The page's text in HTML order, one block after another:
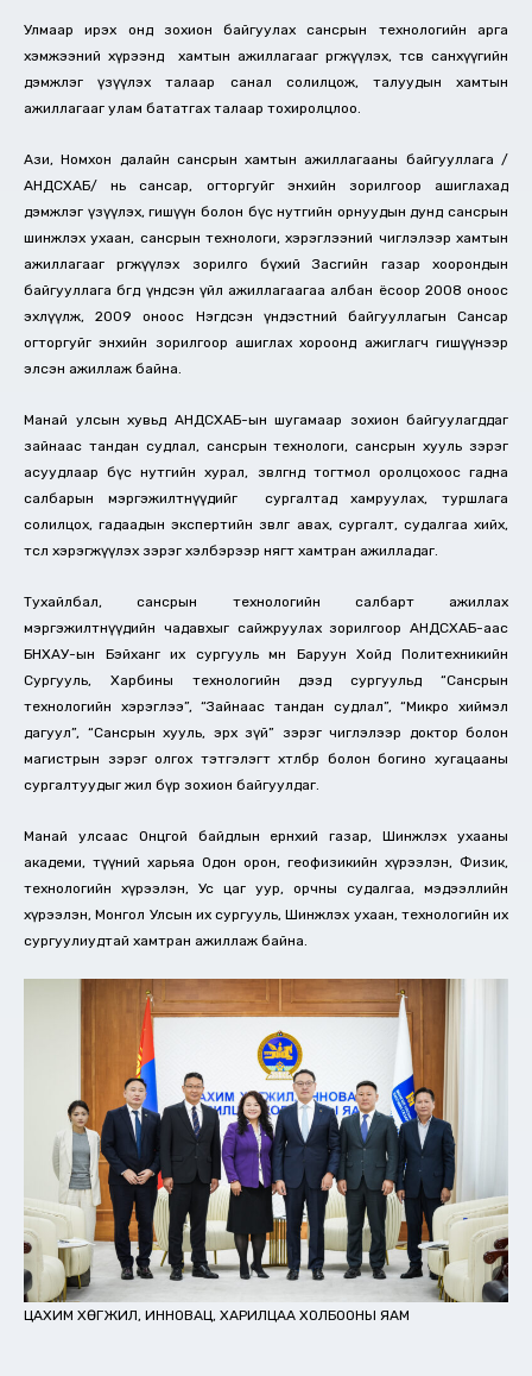
Улмаар ирэх онд зохион байгуулах сансрын технологийн арга
хэмжээний хүрээнд хамтын ажиллагааг өргөжүүлэх, төсөв санхүүгийн
дэмжлэг үзүүлэх талаар санал солилцож, талуудын хамтын
ажиллагааг улам бататгах талаар тохиролцлоо.
Ази, Номхон далайн сансрын хамтын ажиллагааны байгууллага /
АНДСХАБ/ нь сансар, огторгуйг энхийн зорилгоор ашиглахад
дэмжлэг үзүүлэх, гишүүн болон бүс нутгийн орнуудын дунд сансрын
шинжлэх ухаан, сансрын технологи, хэрэглээний чиглэлээр хамтын
ажиллагааг өргөжүүлэх зорилго бүхий Засгийн газар хоорондын
байгууллага бөгөөд үндсэн үйл ажиллагаагаа албан ёсоор 2008 оноос
эхлүүлж, 2009 оноос Нэгдсэн үндэстний байгууллагын Сансар
огторгуйг энхийн зорилгоор ашиглах хороонд ажиглагч гишүүнээр
элсэн ажиллаж байна.
Манай улсын хувьд АНДСХАБ-ын шугамаар зохион байгуулагддаг
зайнаас тандан судлал, сансрын технологи, сансрын хууль зэрэг
асуудлаар бүс нутгийн хурал, зөвлөгөөнд тогтмол оролцохоос гадна
салбарын мэргэжилтнүүдийг сургалтад хамруулах, туршлага
солилцох, гадаадын экспертийн зөвлөгөө авах, сургалт, судалгаа хийх,
төсөл хэрэгжүүлэх зэрэг хэлбэрээр нягт хамтран ажилладаг.
Тухайлбал, сансрын технологийн салбарт ажиллах
мэргэжилтнүүдийн чадавхыг сайжруулах зорилгоор АНДСХАБ-аас
БНХАУ-ын Бэйханг их сургууль мөн Баруун Хойд Политехникийн
Сургууль, Харбины технологийн дээд сургуульд “Сансрын
технологийн хэрэглээ”, “Зайнаас тандан судлал”, “Микро хиймэл
дагуул”, “Сансрын хууль, эрх зүй” зэрэг чиглэлээр доктор болон
магистрын зэрэг олгох тэтгэлэгт хөтөлбөр болон богино хугацааны
сургалтуудыг жил бүр зохион байгуулдаг.
Манай улсаас Онцгой байдлын ерөнхий газар, Шинжлэх ухааны
академи, түүний харьяа Одон орон, геофизикийн хүрээлэн, Физик,
технологийн хүрээлэн, Ус цаг уур, орчны судалгаа, мэдээллийн
хүрээлэн, Монгол Улсын их сургууль, Шинжлэх ухаан, технологийн их
сургуулиудтай хамтран ажиллаж байна.
ЦАХИМ ХӨГЖИЛ, ИННОВАЦ, ХАРИЛЦАА ХОЛБООНЫ ЯАМ